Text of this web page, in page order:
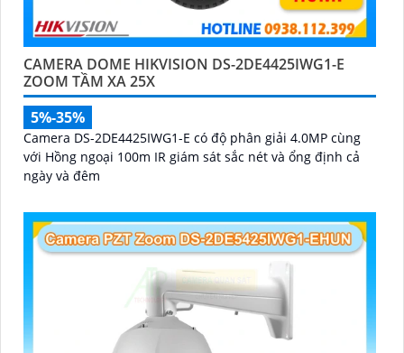
CAMERA DOME HIKVISION DS-2DE4425IWG1-E
ZOOM TẦM XA 25X
5%-35%
Camera DS-2DE4425IWG1-E có độ phân giải 4.0MP cùng
với Hồng ngoại 100m IR giám sát sắc nét và ổng định cả
ngày và đêm